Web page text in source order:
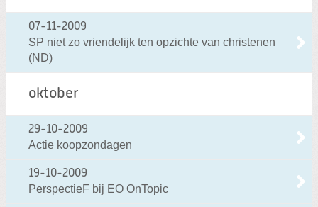
07-11-2009
SP niet zo vriendelijk ten opzichte van christenen
(ND)
oktober
29-10-2009
Actie koopzondagen
19-10-2009
PerspectieF bij EO OnTopic